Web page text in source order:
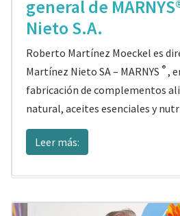
general de
Nieto S.A.
Roberto Martínez Moeckel es
Martínez Nieto SA – MARNYS ® ,
fabricación de complementos
natural, aceites esenciales y
Leer más: